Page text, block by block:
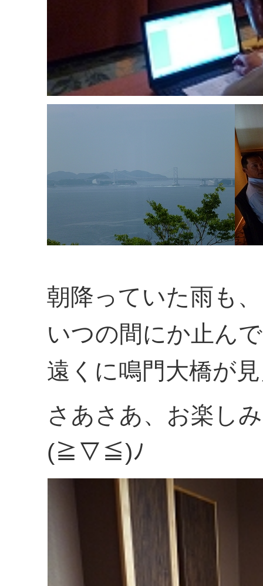
朝降っていた雨も、
いつの間にか止ん
遠くに鳴門大橋が
さあさあ、お楽し
(≧▽≦)ﾉ